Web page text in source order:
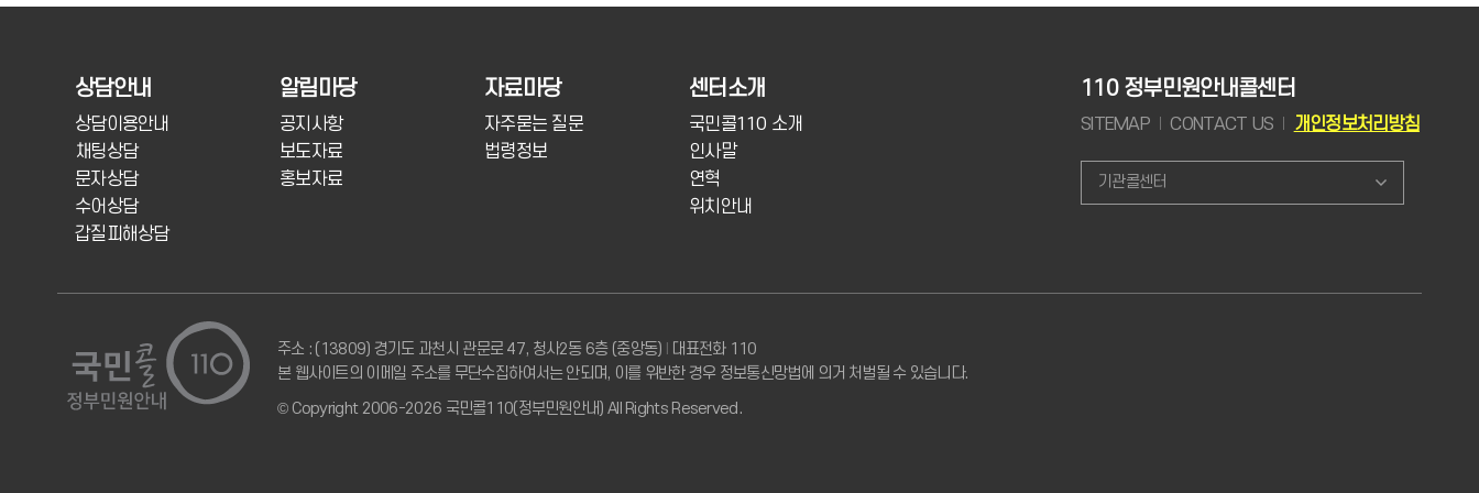
상담안내
상담이용안내
채팅상담
문자상담
수어상담
갑질피해상담
알림마당
공지사항
보도자료
홍보자료
자료마당
자주묻는 질문
법령정보
센터소개
국민콜110 소개
인사말
연혁
위치안내
110 정부민원안내콜센터
SITEMAP CONTACT US 개인정보처리방침
기관콜센터
주소 : (13809) 경기도 과천시 관문로 47, 청사2동 6층 (중앙동)
대표전화 110
본 웹사이트의 이메일 주소를 무단수집하여서는 안되며, 이를 위반한 경우 정보통신망법에 의거 처벌될 수 있습니다.
© Copyright 2006-2026 국민콜110(정부민원안내) All Rights Reserved.